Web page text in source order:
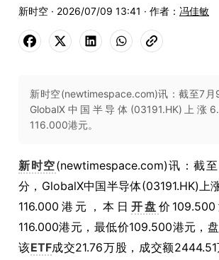
新时空 · 2026/07/09 13:41 · 作者： 冯佳敏
新时空(newtimespace.com)讯：截至7月
GlobalX中国半导体(03191.HK)上涨
116.000港元。
新时空(newtimespace.com)讯：截
分，GlobalX中国半导体(03191.HK)上
116.000港元，本日 开盘 价
116.000港元，最低价109.500港元，盘
该ETF成交21.76万股，成交额